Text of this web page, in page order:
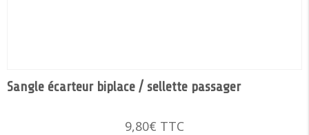
Sangle écarteur biplace / sellette passager
9,80€ TTC